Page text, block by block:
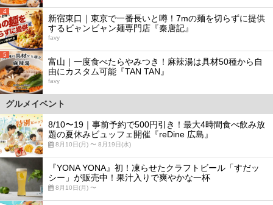
4
新宿東口｜東京で一番長いと噂！7mの麺を切らずに提供
するビャンビャン麺専門店『秦唐記』
favy
5
富山｜一度食べたらやみつき！麻辣湯は具材50種から自
由にカスタム可能『TAN TAN』
favy
グルメイベント
8/10〜19｜事前予約で500円引き！最大4時間食べ飲み放
題の夏休みビュッフェ開催『reDine 広島』
8月10日(月) 〜 8月19日(水)
『YONA YONA』初！凍らせたクラフトビール「すだッ
シー」が販売中！果汁入りで爽やかな一杯
8月10日(月) 〜